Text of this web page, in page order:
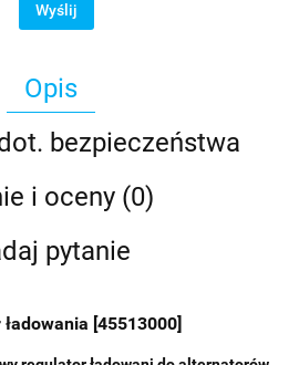
Wyślij
Opis
bezpieczeństwa
i oceny (0)
pytanie
[45513000]